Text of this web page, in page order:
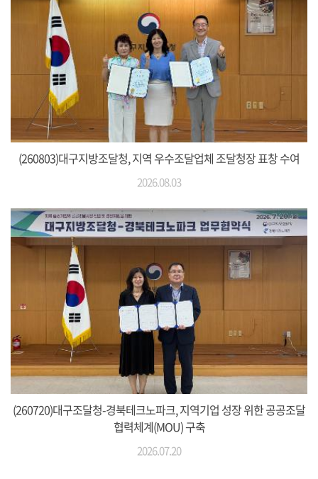
(260803)대구지방조달청, 지역 우수조달업체 조달청장 표창 수여
2026.08.03
(260720)대구조달청-경북테크노파크, 지역기업 성장 위한 공공조달
협력체계(MOU) 구축
2026.07.20